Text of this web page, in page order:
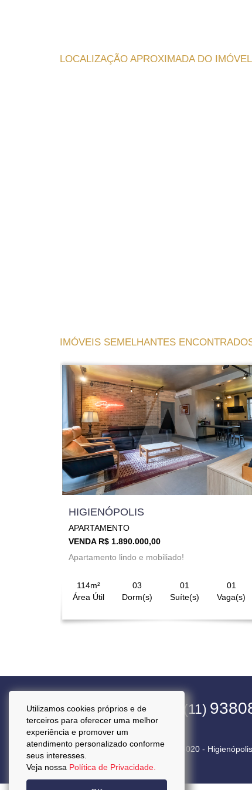
Utilizamos cookies próprios e de
terceiros para oferecer uma melhor
experiência e promover um
atendimento personalizado conforme
seus interesses.
Veja nossa Política de Privacidade.
LOCALIZAÇÃO APROXIMADA DO IMÓVEL
IMÓVEIS SEMELHANTES
HIGIENÓPOLIS
APARTAMENTO
VENDA R$ 1.890.000,00
Apartamento lindo e mobiliado!
114m²
Área Útil
03
Dorm(s)
01
Suíte(s)
01
Vaga(s)
(11)4563-1800 (11)
Rua Pará, 50 Cj. 92 - CEP 01243-020 -